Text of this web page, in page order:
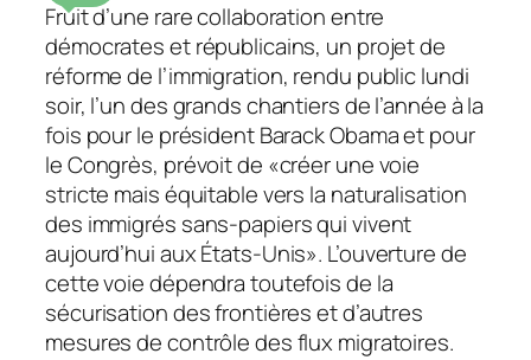
Fruit d’une rare collaboration entre
démocrates et républicains, un projet de
réforme de l’immigration, rendu public lundi
soir, l’un des grands chantiers de l’année à la
fois pour le président Barack Obama et pour
le Congrès, prévoit de «créer une voie
stricte mais équitable vers la naturalisation
des immigrés sans-papiers qui vivent
aujourd’hui aux États-Unis». L’ouverture de
cette voie dépendra toutefois de la
sécurisation des frontières et d’autres
mesures de contrôle des flux migratoires.